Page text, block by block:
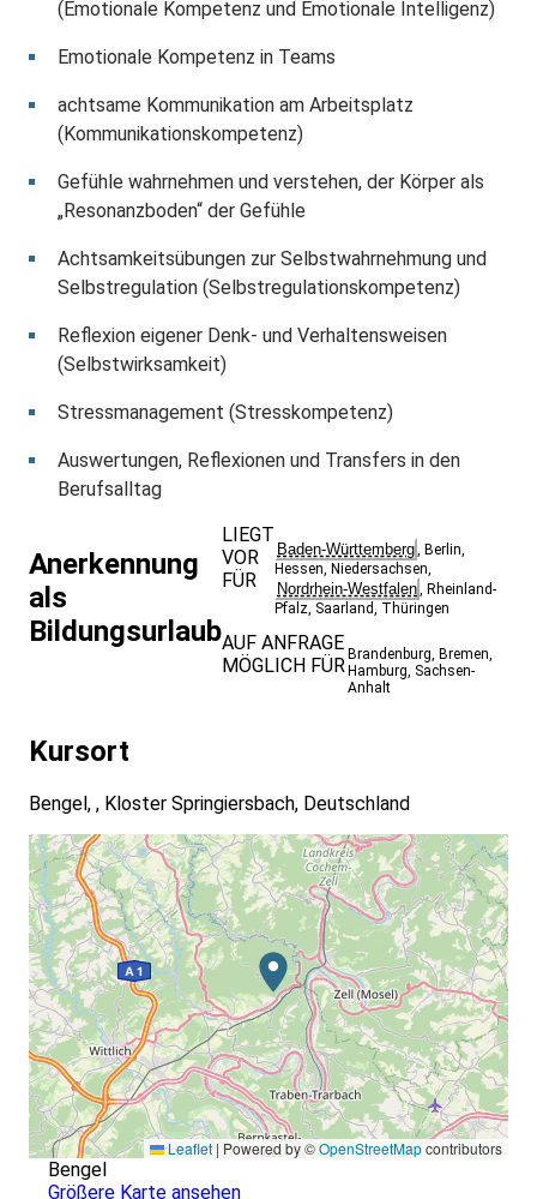
(Emotionale Kompetenz und Emotionale Intelligenz)
Emotionale Kompetenz in Teams
achtsame Kommunikation am Arbeitsplatz
(Kommunikationskompetenz)
Gefühle wahrnehmen und verstehen, der Körper als
„Resonanzboden“ der Gefühle
Achtsamkeitsübungen zur Selbstwahrnehmung und
Selbstregulation (Selbstregulationskompetenz)
Reflexion eigener Denk- und Verhal­tensweisen
(Selbstwirksamkeit)
Stressmanagement (Stresskompetenz)
Auswertungen, Reflexionen und Transfers in den
Berufsalltag
Anerkennung
als
Bildungsurlaub
LIEGT
VOR
FÜR
Baden-Württemberg, Berlin,
Hessen, Niedersachsen,
Nordrhein-Westfalen, Rheinland-
Pfalz, Saarland, Thüringen
AUF ANFRAGE
MÖGLICH FÜR Brandenburg, Bremen,
Hamburg, Sachsen-
Anhalt
Kursort
Bengel, , Kloster Springiersbach, Deutschland
Leaflet | Powered by ©OpenStreetMapcontributors
Bengel
Größere Karte ansehen